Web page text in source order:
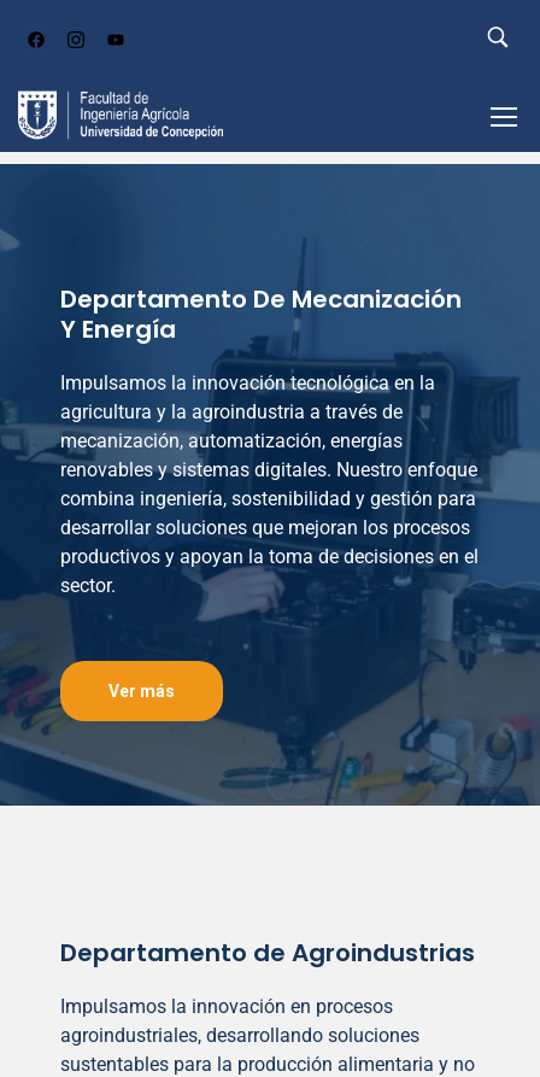
Departamento De Mecanización
Y Energía
Impulsamos la innovación tecnológica en la
agricultura y la agroindustria a través de
mecanización, automatización, energías
renovables y sistemas digitales. Nuestro enfoque
combina ingeniería, sostenibilidad y gestión para
desarrollar soluciones que mejoran los procesos
productivos y apoyan la toma de decisiones en el
sector.
Ver más
Departamento de Agroindustrias
Impulsamos la innovación en procesos
agroindustriales, desarrollando soluciones
sustentables para la producción alimentaria y no